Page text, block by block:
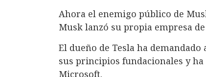
Ahora el enemigo público de
Musk lanzó su propia empresa
El dueño de Tesla ha
sus principios fundacionales y
Microsoft.